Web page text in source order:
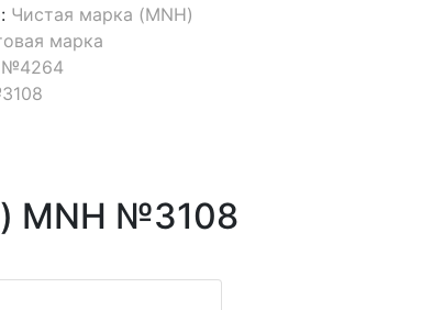
Чистая марка (MNH)
марка
№4264
MNH №3108